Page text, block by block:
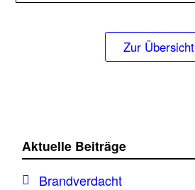
Zur Übersicht
Aktuelle Beiträge
Brandverdacht